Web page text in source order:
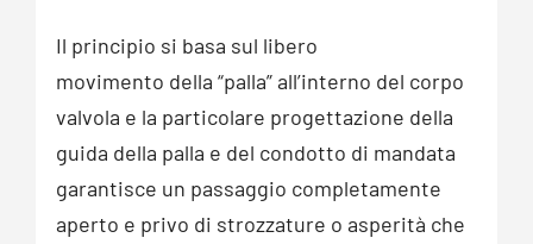
Il principio si basa sul libero
movimento della “palla” all’interno del corpo
valvola e la particolare progettazione della
guida della palla e del condotto di mandata
garantisce un passaggio completamente
aperto e privo di strozzature o asperità che